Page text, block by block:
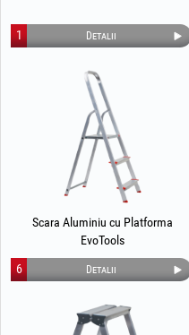
Detalii
1
Scara Aluminiu cu Platforma
EvoTools
Detalii
6